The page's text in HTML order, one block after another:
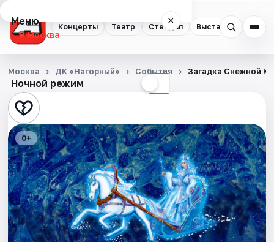
Концерты Театр Стендап Выставки
Меню ×
Москва
Концерты
Театр
Стендап
Выставки
Квесты
Экскурсии
Спорт
Ночной режим ☾
Москва ДК «Нагорный» События Загадка Снежной
0+